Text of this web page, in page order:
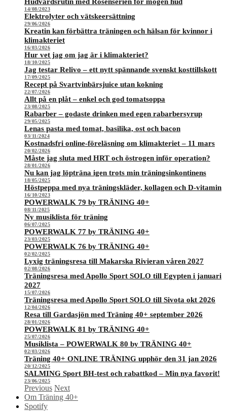
14/08/2023
Elektrolyter och vätskeersättning
29/06/2026
Kreatin kan förbättra träningen och hälsan för kvinnor i
klimakteriet
16/03/2026
Hur vet jag om jag är i klimakteriet?
18/10/2025
Jag testar Relivo – ett nytt spännande svenskt kosttillskott
17/09/2025
Recept på Svartvinbärsjuice utan kokning
22/07/2026
Allt på en plåt – enkel och god tomatsoppa
23/08/2025
Rabarber – godaste drinken med egen rabarbersyrup
29/05/2025
Lenas pasta med tomat, basilika, ost och bacon
03/11/2024
Kostnadsfri online-föreläsning om klimakteriet – 11 mars
20/02/2026
Måste jag sluta med HRT och östrogen inför operation?
28/01/2026
Nu kan jag löpträna igen trots min träningsinkontinens
18/05/2025
Höstpeppa med nya träningskläder, kollagen och D-vitamin
16/10/2023
POWERWALK 79 by TRÄNING 40+
08/11/2025
Ny musiklista för träning
06/07/2025
POWERWALK 77 by TRÄNING 40+
23/03/2025
POWERWALK 76 by TRÄNING 40+
02/02/2025
Lyxig träningsresa till Makarska Rivieran våren 2027
02/08/2026
Träningsresa med Apollo Sport SOLO till Egypten i januari
2027
15/07/2026
Träningsresa med Apollo Sport SOLO till Sivota okt 2026
12/04/2026
Resa till Gardasjön med Träning 40+ september 2026
28/01/2026
POWERWALK 81 by TRÄNING 40+
25/07/2026
Musiklista – POWERWALK 80 by TRÄNING 40+
02/03/2026
Träning 40+ ONLINE TRÄNING upphör den 31 jan 2026
20/12/2025
SALMING Sport BH-test och rabattkod – Min nya favorit!
23/06/2025
Previous Next
Om Träning 40+
Spotify